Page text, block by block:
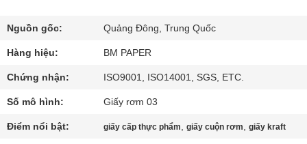
NHÀ
MÁY
KIỂM
SOÁT
Nguồn gốc: Quảng Đông, Trung Quốc
Hàng hiệu: BM PAPER
Chứng nhận: ISO9001, ISO14001, SGS, ETC.
Số mô hình: Giấy rơm 03
Điểm nổi bật: giấy cấp thực phẩm,giấy cuộn rơm,giấy kraft